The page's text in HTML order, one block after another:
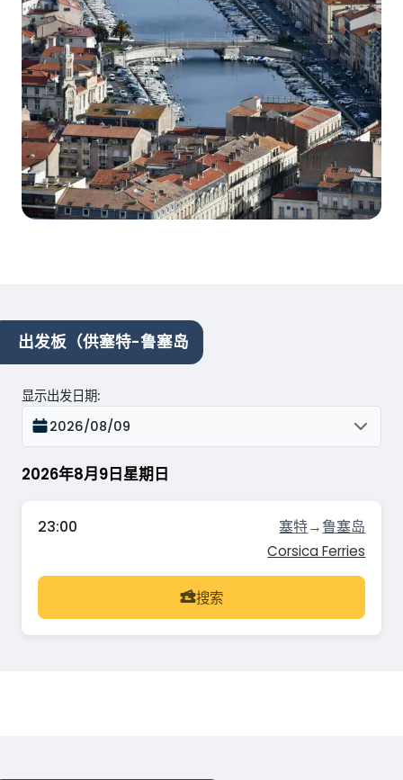
出发板（供塞特-鲁塞岛
2026年8月9日星期日
显示出发日期:
2026/08/09
23:00 塞特→鲁塞岛
Corsica Ferries
搜索